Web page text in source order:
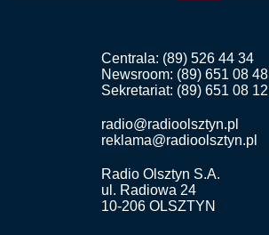
Centrala: (89) 526 44 34
Newsroom: (89) 651 08 48
Sekretariat: (89) 651 08 12
radio@radioolsztyn.pl
reklama@radioolsztyn.pl
Radio Olsztyn S.A.
ul. Radiowa 24
10-206 OLSZTYN